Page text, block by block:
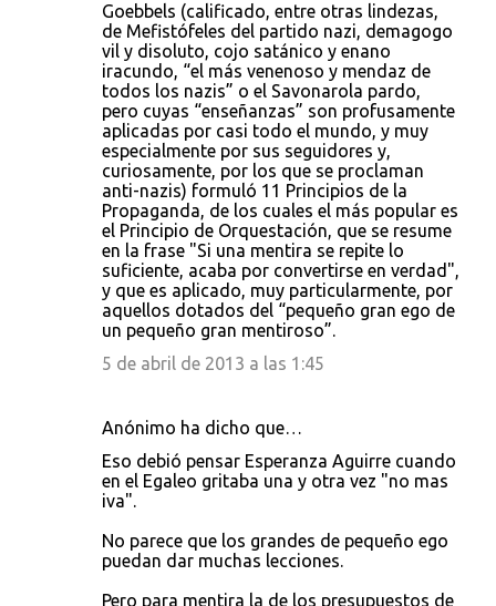
Goebbels (calificado, entre otras lindezas,
de Mefistófeles del partido nazi, demagogo
vil y disoluto, cojo satánico y enano
iracundo, “el más venenoso y mendaz de
todos los nazis” o el Savonarola pardo,
pero cuyas “enseñanzas” son profusamente
aplicadas por casi todo el mundo, y muy
especialmente por sus seguidores y,
curiosamente, por los que se proclaman
anti-nazis) formuló 11 Principios de la
Propaganda, de los cuales el más popular es
el Principio de Orquestación, que se resume
en la frase "Si una mentira se repite lo
suficiente, acaba por convertirse en verdad",
y que es aplicado, muy particularmente, por
aquellos dotados del “pequeño gran ego de
un pequeño gran mentiroso”.
5 de abril de 2013 a las 1:45
Anónimo ha dicho que…
Eso debió pensar Esperanza Aguirre cuando
en el Egaleo gritaba una y otra vez "no mas
iva".
No parece que los grandes de pequeño ego
puedan dar muchas lecciones.
Pero para mentira la de los presupuestos de